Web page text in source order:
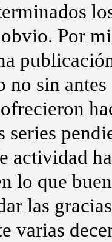
Por
no sin
series
actividad
lo que
las
varias